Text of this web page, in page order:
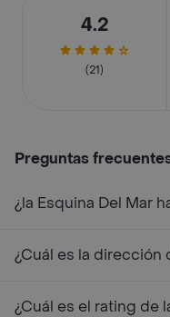
4.2
(21)
Preguntas
¿la Esquina Del Mar
¿Cuál es la dirección
¿Cuál es el rating de